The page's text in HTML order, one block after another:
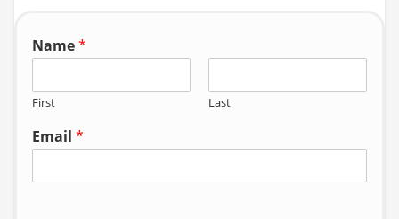
Name*
First Last
Email *